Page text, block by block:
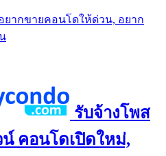
ากขายคอนโดให้ด่วน, อยาก
รับจ้างโพส
คอนโดเปิดใหม่,